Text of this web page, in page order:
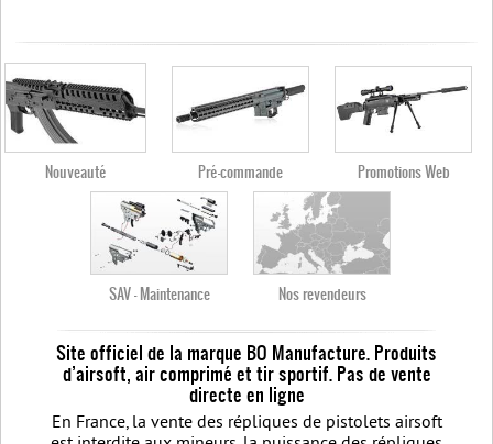
Nouveauté Pré-commande Promotions Web
SAV - Maintenance Nos revendeurs
Site officiel de la marque BO Manufacture. Produits
d’airsoft, air comprimé et tir sportif. Pas de vente
directe en ligne
En France, la vente des répliques de pistolets airsoft